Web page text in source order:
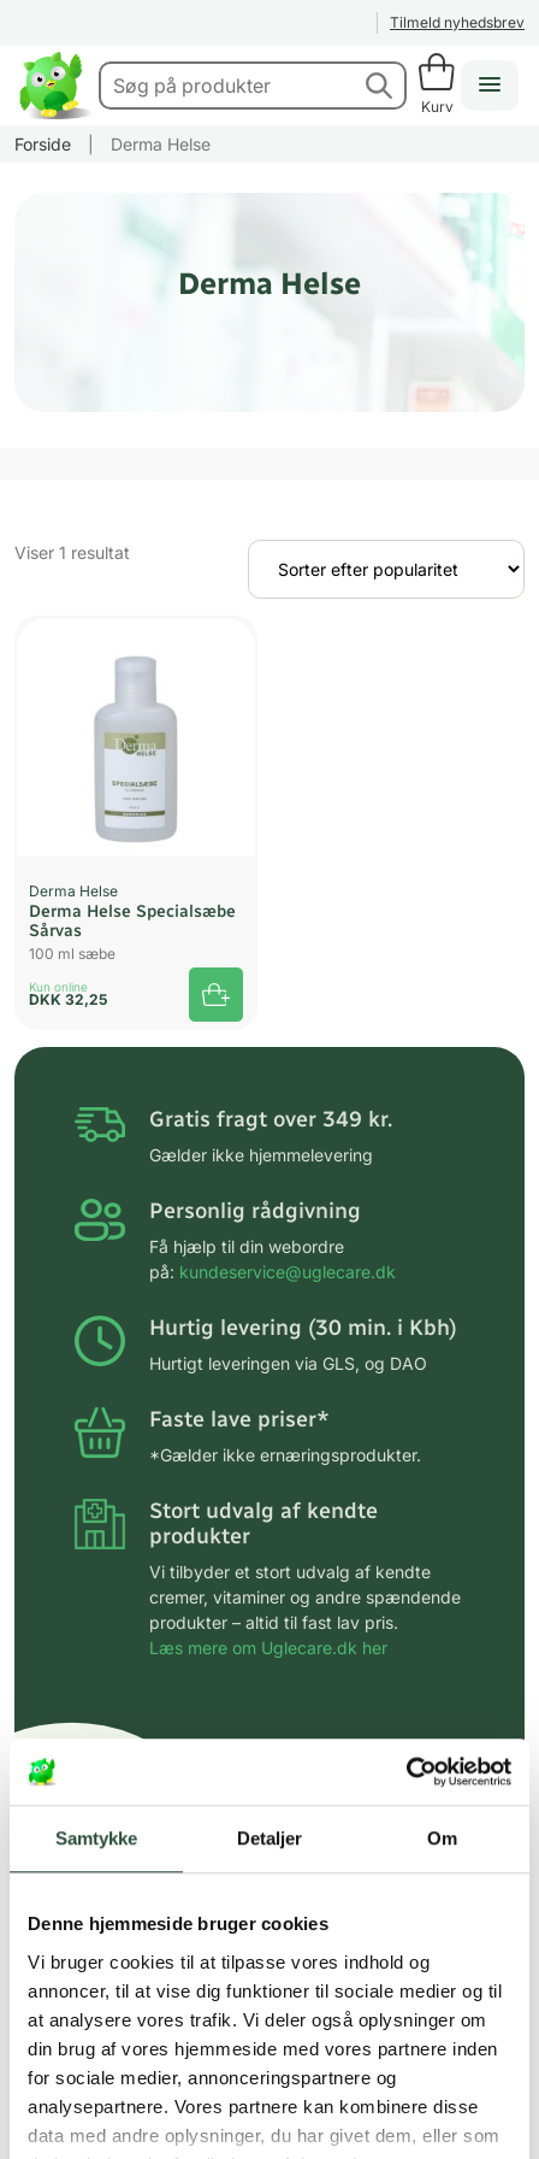
Samtykke Detaljer Om
Denne hjemmeside bruger cookies
Vi bruger cookies til at tilpasse vores indhold og
annoncer, til at vise dig funktioner til sociale medier og til
at analysere vores trafik. Vi deler også oplysninger om
din brug af vores hjemmeside med vores partnere inden
for sociale medier, annonceringspartnere og
analysepartnere. Vores partnere kan kombinere disse
data med andre oplysninger, du har givet dem, eller som
Tilmeld nyhedsbrev
Kurv
Forside Derma Helse
Derma Helse
Viser 1 resultat
Derma Helse
Derma Helse Specialsæbe
Sårvas
100 ml sæbe
Kun online
DKK 32,25
Gratis fragt over 349 kr.
Gælder ikke hjemmelevering
Personlig rådgivning
Få hjælp til din webordre
på: kundeservice@uglecare.dk
Hurtig levering (30 min. i Kbh)
Hurtigt leveringen via GLS, og DAO
Faste lave priser*
*Gælder ikke ernæringsprodukter.
Stort udvalg af kendte
produkter
Vi tilbyder et stort udvalg af kendte
cremer, vitaminer og andre spændende
produkter – altid til fast lav pris.
Læs mere om Uglecare.dk her